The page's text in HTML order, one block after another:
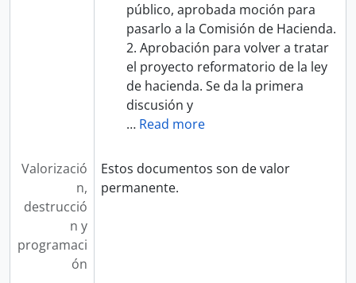
público, aprobada moción para
pasarlo a la Comisión de Hacienda.
2. Aprobación para volver a tratar
el proyecto reformatorio de la ley
de hacienda. Se da la primera
discusión y
… Read more
Valorizació
n,
destrucció
n y
programaci
ón
Estos documentos son de valor
permanente.